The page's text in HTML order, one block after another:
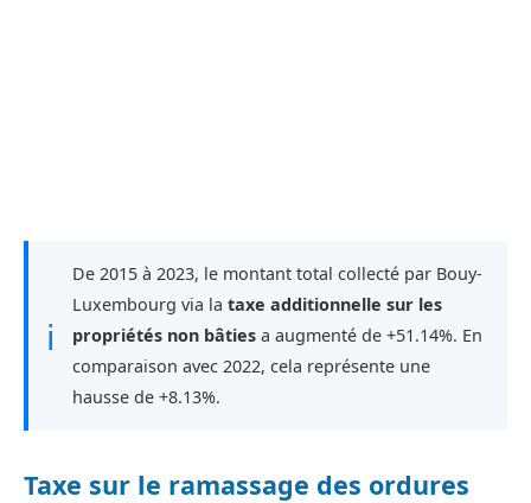
ℹ
De 2015 à 2023, le montant total collecté par Bouy-
Luxembourg via la taxe additionnelle sur les
propriétés non bâties a augmenté de +51.14%. En
comparaison avec 2022, cela représente une
hausse de +8.13%.
Taxe sur le ramassage des ordures